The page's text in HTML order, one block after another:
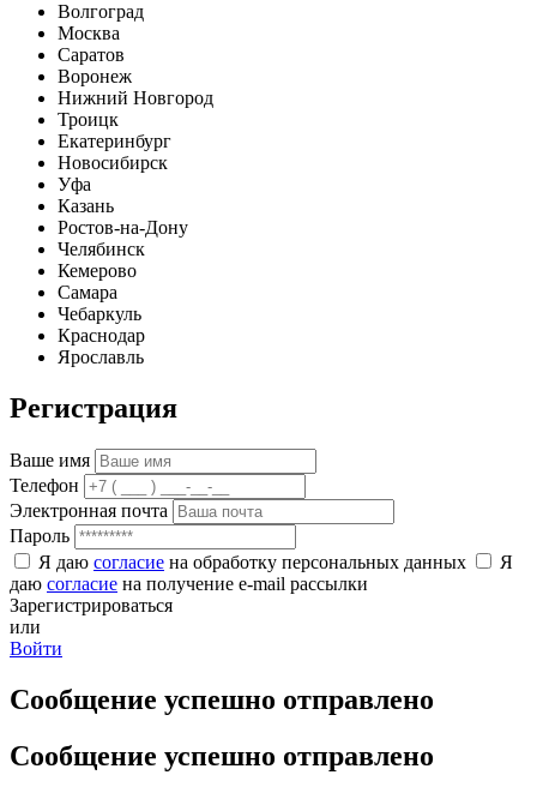
Волгоград
Москва
Саратов
Воронеж
Нижний Новгород
Троицк
Екатеринбург
Новосибирск
Уфа
Казань
Ростов-на-Дону
Челябинск
Кемерово
Самара
Чебаркуль
Краснодар
Ярославль
Регистрация
Ваше имя
Телефон
Электронная почта
Пароль
Я даю согласие на обработку персональных данных
Я
даю согласие на получение e-mail рассылки
Зарегистрироваться
или
Войти
Сообщение успешно отправлено
Сообщение успешно отправлено